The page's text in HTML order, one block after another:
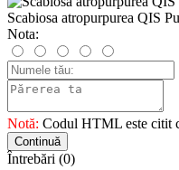
Scabiosa atropurpurea QIS
Nota:
Notă: Codul HTML este citit
Continuă
Întrebări (0)